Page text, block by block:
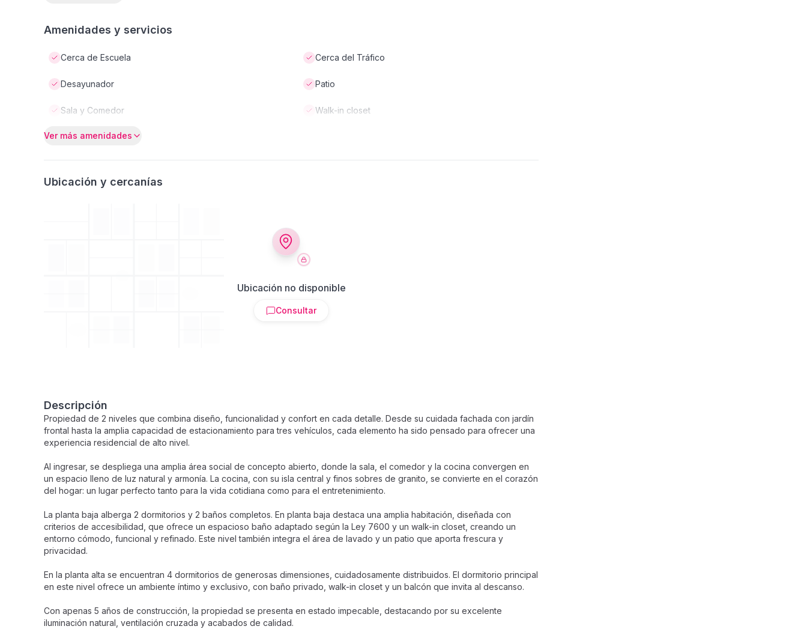
Amenidades y servicios
Cerca de Escuela Cerca del Tráfico
Desayunador Patio
Sala y Comedor Walk-in closet
Ver más amenidades
Ubicación y cercanías
Ubicación no disponible
Consultar
Descripción
Propiedad de 2 niveles que combina diseño, funcionalidad y confort en cada detalle. Desde su cuidada fachada con jardín
frontal hasta la amplia capacidad de estacionamiento para tres vehículos, cada elemento ha sido pensado para ofrecer una
experiencia residencial de alto nivel.
Al ingresar, se despliega una amplia área social de concepto abierto, donde la sala, el comedor y la cocina convergen en
un espacio lleno de luz natural y armonía. La cocina, con su isla central y finos sobres de granito, se convierte en el corazón
del hogar: un lugar perfecto tanto para la vida cotidiana como para el entretenimiento.
La planta baja alberga 2 dormitorios y 2 baños completos. En planta baja destaca una amplia habitación, diseñada con
criterios de accesibilidad, que ofrece un espacioso baño adaptado según la Ley 7600 y un walk-in closet, creando un
entorno cómodo, funcional y refinado. Este nivel también integra el área de lavado y un patio que aporta frescura y
privacidad.
En la planta alta se encuentran 4 dormitorios de generosas dimensiones, cuidadosamente distribuidos. El dormitorio principal
en este nivel ofrece un ambiente íntimo y exclusivo, con baño privado, walk-in closet y un balcón que invita al descanso.
Con apenas 5 años de construcción, la propiedad se presenta en estado impecable, destacando por su excelente
iluminación natural, ventilación cruzada y acabados de calidad.